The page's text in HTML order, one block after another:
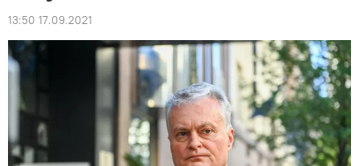
13:50 17.09.2021